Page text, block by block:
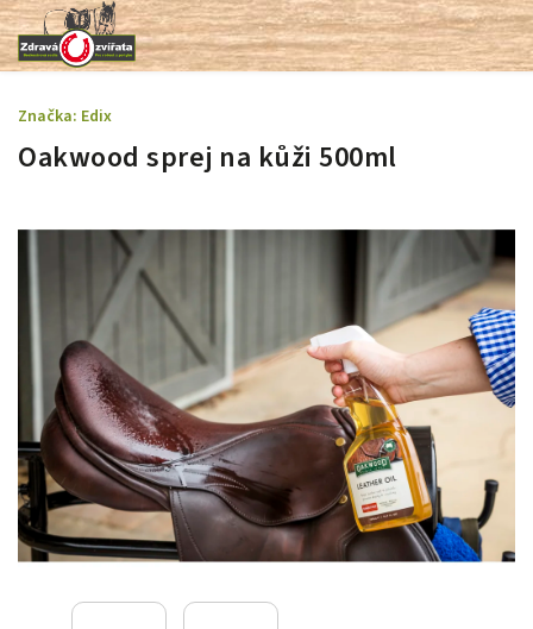
Oakwood sprej na kůži 500ml
Značka: Edix